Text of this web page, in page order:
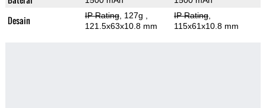
Desain IP Rating, 127g
121.5x63x10.8 mm
IP Rating,
115x61x10.8 mm